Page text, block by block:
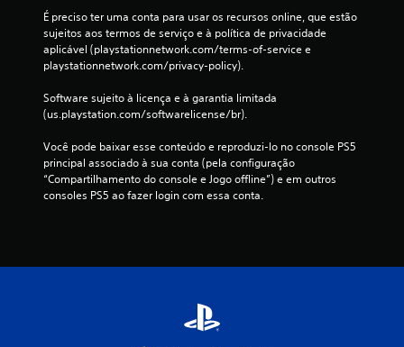
s
É preciso ter uma conta para usar os recursos online, que estão
sujeitos aos termos de serviço e à política de privacidade
aplicável (playstationnetwork.com/terms-of-service e
playstationnetwork.com/privacy-policy).
Software sujeito à licença e à garantia limitada
(us.playstation.com/softwarelicense/br).
Você pode baixar esse conteúdo e reproduzi-lo no console PS5
principal associado à sua conta (pela configuração
“Compartilhamento do console e Jogo offline”) e em outros
consoles PS5 ao fazer login com essa conta.